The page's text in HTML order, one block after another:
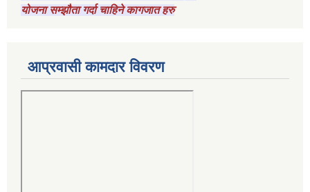
योजना सम्झौता गर्दा चाहिने कागजात हरु
आप्रवासी कामदार विवरण